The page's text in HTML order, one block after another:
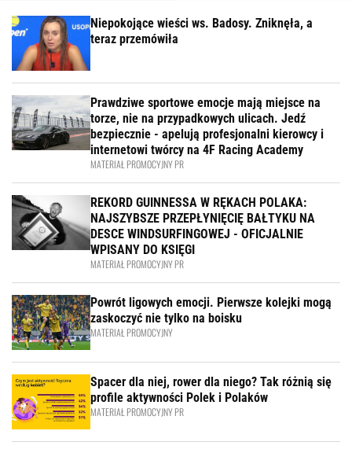
Niepokojące wieści ws. Badosy. Zniknęła, a
teraz przemówiła
Prawdziwe sportowe emocje mają miejsce na
torze, nie na przypadkowych ulicach. Jedź
bezpiecznie - apelują profesjonalni kierowcy i
internetowi twórcy na 4F Racing Academy
MATERIAŁ PROMOCYJNY PR
REKORD GUINNESSA W RĘKACH POLAKA:
NAJSZYBSZE PRZEPŁYNIĘCIĘ BAŁTYKU NA
DESCE WINDSURFINGOWEJ - OFICJALNIE
WPISANY DO KSIĘGI
MATERIAŁ PROMOCYJNY PR
Powrót ligowych emocji. Pierwsze kolejki mogą
zaskoczyć nie tylko na boisku
MATERIAŁ PROMOCYJNY
Spacer dla niej, rower dla niego? Tak różnią się
profile aktywności Polek i Polaków
MATERIAŁ PROMOCYJNY PR